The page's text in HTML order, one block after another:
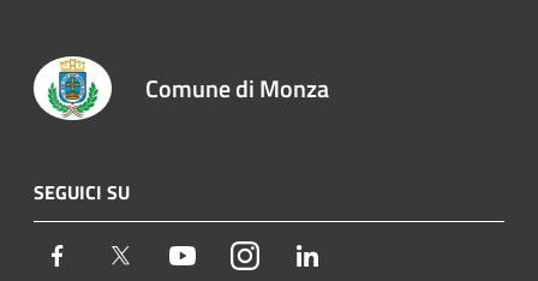
Comune di Monza
SEGUICI SU
Facebook Twitter YoutubeInstagram